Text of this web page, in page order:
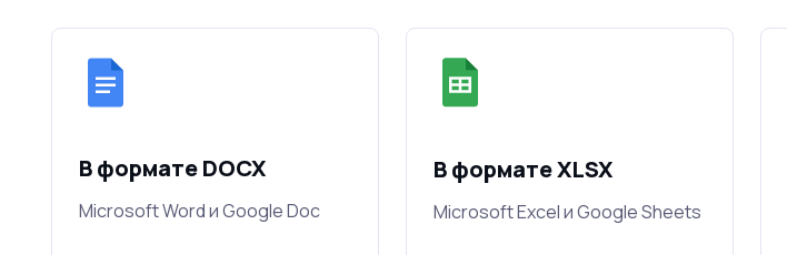
В формате DOCX
Microsoft Word и Google Doc
В формате XLSX
Microsoft Excel и Google Sheets